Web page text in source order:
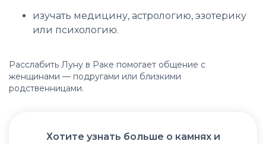
изучать медицину, астрологию, эзотерику
или психологию.
Расслабить Луну в Раке помогает общение с
женщинами — подругами или близкими
родственницами.
Хотите узнать больше о камнях и